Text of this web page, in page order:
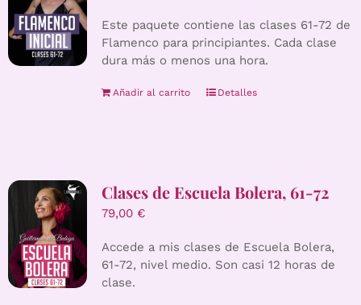
Este paquete contiene las clases 61-72 de
Flamenco para principiantes. Cada clase
dura más o menos una hora.
Añadir al carrito Detalles
Clases de Escuela Bolera, 61-72
79,00 €
Accede a mis clases de Escuela Bolera,
61-72, nivel medio. Son casi 12 horas de
clase.